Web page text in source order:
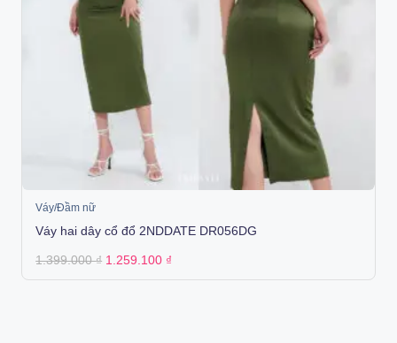
Váy/Đầm nữ
Váy hai dây cổ đổ 2NDDATE DR056DG
1.399.000₫ Original
was:
1.259.100 ₫
is: